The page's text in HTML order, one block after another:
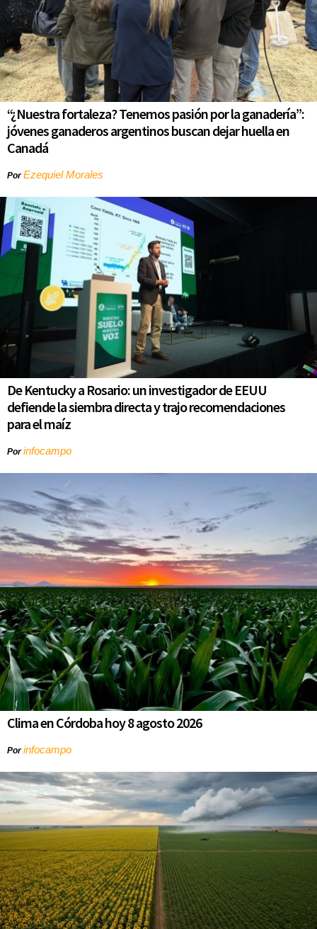
“¿Nuestra fortaleza? Tenemos pasión por la ganadería”:
jóvenes ganaderos argentinos buscan dejar huella en
Canadá
PorEzequiel Morales
De Kentucky a Rosario: un investigador de EEUU
defiende la siembra directa y trajo recomendaciones
para el maíz
Porinfocampo
Clima en Córdoba hoy 8 agosto 2026
Porinfocampo